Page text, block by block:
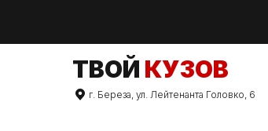
TВОЙ КУЗОВ
г. Береза, ул. Лейтенанта Головко, 6